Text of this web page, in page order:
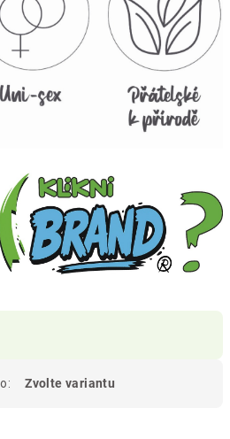
Zvolte variantu